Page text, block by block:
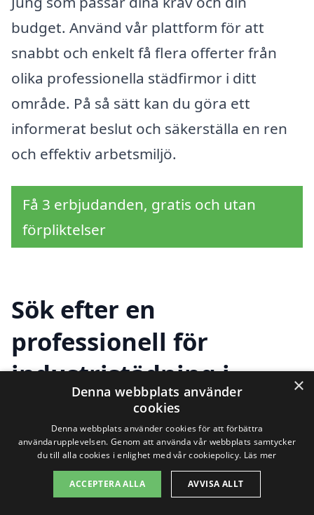
budget. Använd vår plattform för att
snabbt och enkelt få flera offerter från
olika professionella städfirmor i ditt
område. På så sätt kan du göra ett
informerat beslut och säkerställa en ren
och effektiv arbetsmiljö.
Få 3 erbjudanden, gratis och utan
förpliktelser
Sök efter en
professionell för
industristädning i
andra städer nära Jung
Att hitta hjälp förindustristädning i Jung
behöver inte vara en utmaning. Med vår
×
Denna webbplats använder
cookies
Denna webbplats använder cookies för att förbättra
användarupplevelsen. Genom att använda vår webbplats samtycker
du till alla cookies i enlighet med vår cookiepolicy. Läs mer
ACCEPTERA ALLA AVVISA ALLT